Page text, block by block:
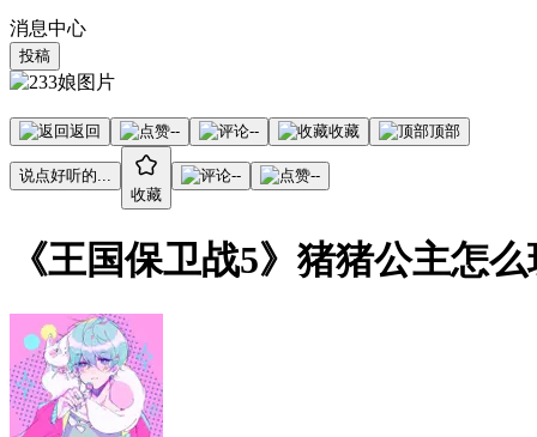
消息中心
投稿
返回 -- -- 收藏 顶部
说点好听的...
收藏
-- --
《王国保卫战5》猪猪公主怎